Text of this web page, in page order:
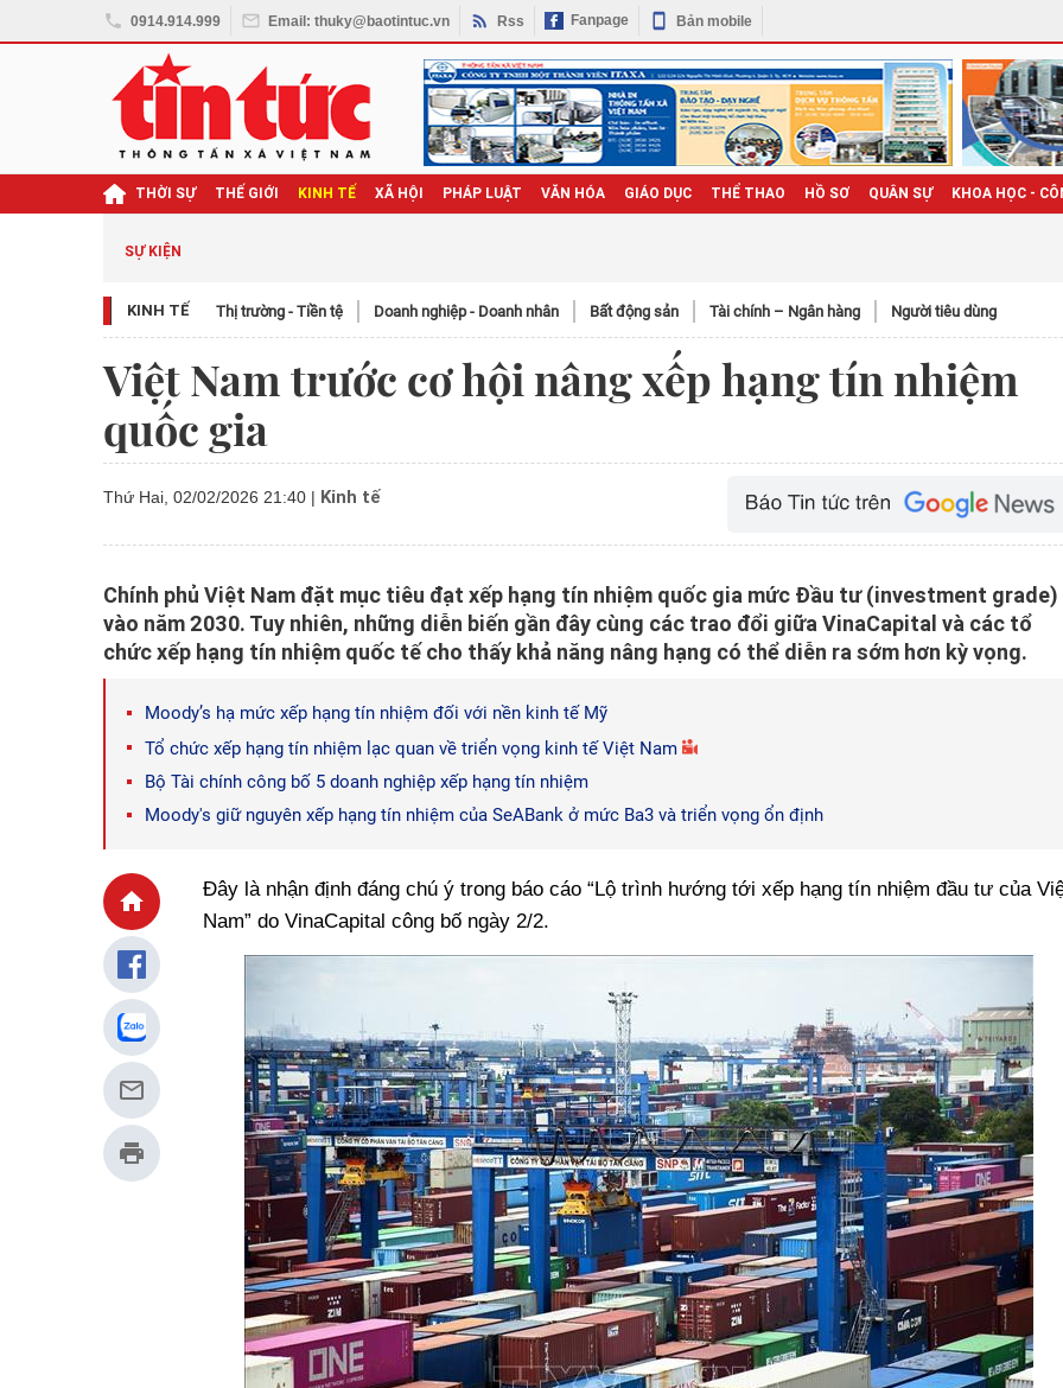
0914.914.999 Email: thuky@baotintuc.vn Rss Fanpage Bản mobile
THỜI SỰ THẾ GIỚI KINH TẾ XÃ HỘI PHÁP LUẬT VĂN HÓA GIÁO DỤC THỂ THAO HỒ SƠ QUÂN SỰ KHOA HỌC -
SỰ KIỆN
KINH TẾ Thị trường - Tiền tệ Doanh nghiệp - Doanh nhân Bất động sản Tài chính – Ngân hàng Người tiêu dùng
Việt Nam trước cơ hội nâng xếp hạng tín nhiệm
quốc gia
Thứ Hai, 02/02/2026 21:40 | Kinh tế
Chính phủ Việt Nam đặt mục tiêu đạt xếp hạng tín nhiệm quốc gia mức Đầu tư (investment grade)
vào năm 2030. Tuy nhiên, những diễn biến gần đây cùng các trao đổi giữa VinaCapital và các tổ
chức xếp hạng tín nhiệm quốc tế cho thấy khả năng nâng hạng có thể diễn ra sớm hơn kỳ vọng.
Moody’s hạ mức xếp hạng tín nhiệm đối với nền kinh tế Mỹ
Tổ chức xếp hạng tín nhiệm lạc quan về triển vọng kinh tế Việt Nam
Bộ Tài chính công bố 5 doanh nghiệp xếp hạng tín nhiệm
Moody's giữ nguyên xếp hạng tín nhiệm của SeABank ở mức Ba3 và triển vọng ổn định
Đây là nhận định đáng chú ý trong báo cáo “Lộ trình hướng tới xếp hạng tín nhiệm đầu tư của
Nam” do VinaCapital công bố ngày 2/2.